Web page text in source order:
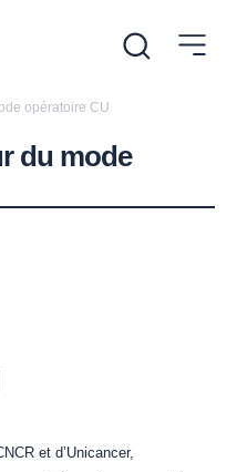
opératoire CU
du mode
et d’Unicancer,